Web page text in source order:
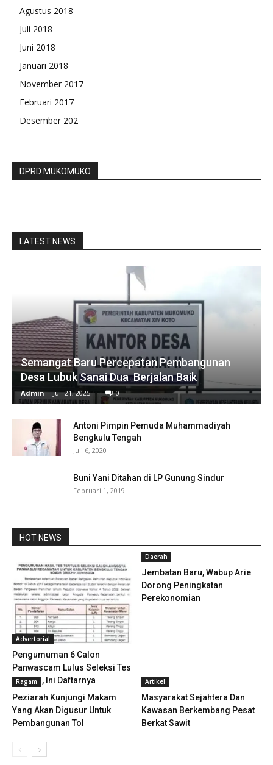
Agustus 2018
Juli 2018
Juni 2018
Januari 2018
November 2017
Februari 2017
Desember 202
DPRD MUKOMUKO
LATEST NEWS
Semangat Baru Percepatan Pembangunan
Desa Lubuk Sanai Dua Berjalan Baik
Admin - Juli 21, 2025 0
Antoni Pimpin Pemuda Muhammadiyah
Bengkulu Tengah
Juli 6, 2020
Buni Yani Ditahan di LP Gunung Sindur
Februari 1, 2019
HOT NEWS
Advertorial
Pengumuman 6 Calon
Panwascam Lulus Seleksi Tes
Tertulis, Ini Daftarnya
Daerah
Jembatan Baru, Wabup Arie
Dorong Peningkatan
Perekonomian
Ragam
Peziarah Kunjungi Makam
Yang Akan Digusur Untuk
Pembangunan Tol
Artikel
Masyarakat Sejahtera Dan
Kawasan Berkembang Pesat
Berkat Sawit